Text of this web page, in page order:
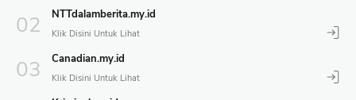
NTTdalamberita.my.id
Canadian.my.id